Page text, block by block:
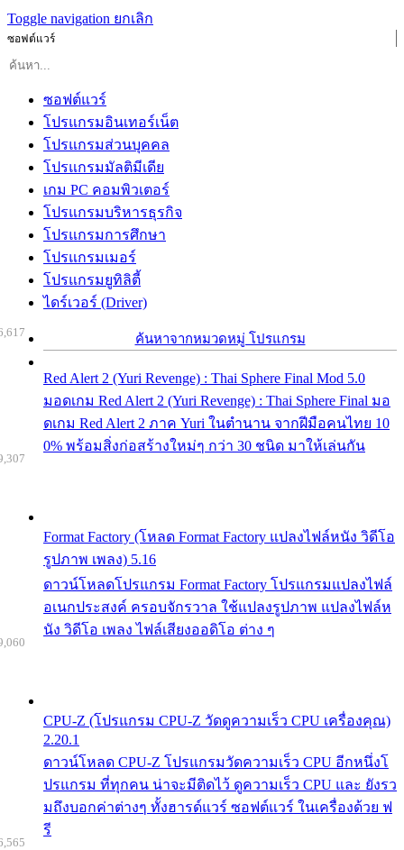
Toggle navigation ยกเลิก
ซอฟต์แวร์
ซอฟต์แวร์
โปรแกรมอินเทอร์เน็ต
โปรแกรมส่วนบุคคล
โปรแกรมมัลติมีเดีย
เกม PC คอมพิวเตอร์
โปรแกรมบริหารธุรกิจ
โปรแกรมการศึกษา
โปรแกรมเมอร์
โปรแกรมยูทิลิตี้
ไดร์เวอร์ (Driver)
ค้นหาจากหมวดหมู่ โปรแกรม
Red Alert 2 (Yuri Revenge) : Thai Sphere Final Mod 5.0
มอดเกม Red Alert 2 (Yuri Revenge) : Thai Sphere Final มอ
ดเกม Red Alert 2 ภาค Yuri ในตำนาน จากฝีมือคนไทย 10
0% พร้อมสิ่งก่อสร้างใหม่ๆ กว่า 30 ชนิด มาให้เล่นกัน
Format Factory (โหลด Format Factory แปลงไฟล์หนัง วิดีโอ
รูปภาพ เพลง) 5.16
ดาวน์โหลดโปรแกรม Format Factory โปรแกรมแปลงไฟล์
อเนกประสงค์ ครอบจักรวาล ใช้แปลงรูปภาพ แปลงไฟล์ห
นัง วิดีโอ เพลง ไฟล์เสียงออดิโอ ต่าง ๆ
CPU-Z (โปรแกรม CPU-Z วัดดูความเร็ว CPU เครื่องคุณ)
2.20.1
ดาวน์โหลด CPU-Z โปรแกรมวัดความเร็ว CPU อีกหนึ่งโ
ปรแกรม ที่ทุกคน น่าจะมีติดไว้ ดูความเร็ว CPU และ ยังรว
มถึงบอกค่าต่างๆ ทั้งฮารด์แวร์ ซอฟต์แวร์ ในเครื่องด้วย ฟ
รี